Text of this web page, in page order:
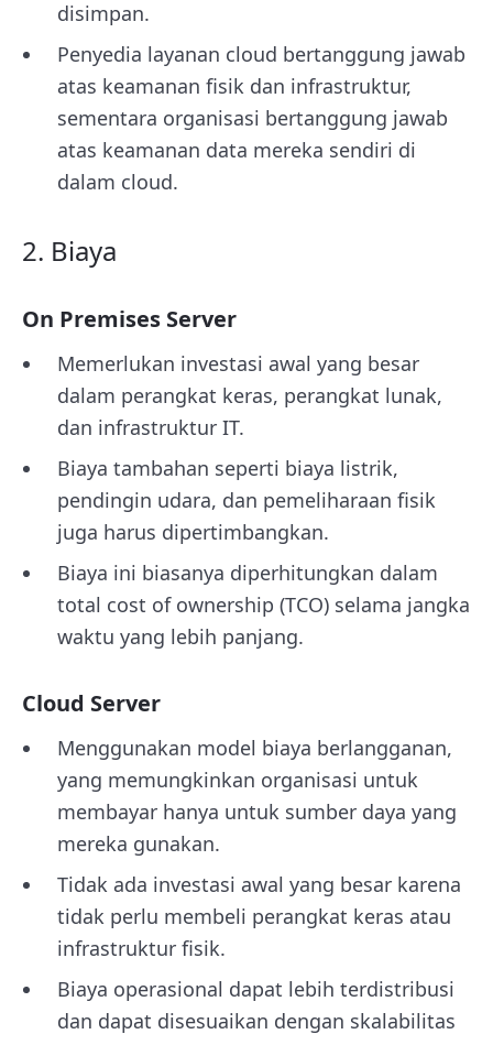
disimpan.
Penyedia layanan cloud bertanggung jawab
atas keamanan fisik dan infrastruktur,
sementara organisasi bertanggung jawab
atas keamanan data mereka sendiri di
dalam cloud.
2. Biaya
On Premises Server
Memerlukan investasi awal yang besar
dalam perangkat keras, perangkat lunak,
dan infrastruktur IT.
Biaya tambahan seperti biaya listrik,
pendingin udara, dan pemeliharaan fisik
juga harus dipertimbangkan.
Biaya ini biasanya diperhitungkan dalam
total cost of ownership (TCO) selama jangka
waktu yang lebih panjang.
Cloud Server
Menggunakan model biaya berlangganan,
yang memungkinkan organisasi untuk
membayar hanya untuk sumber daya yang
mereka gunakan.
Tidak ada investasi awal yang besar karena
tidak perlu membeli perangkat keras atau
infrastruktur fisik.
Biaya operasional dapat lebih terdistribusi
dan dapat disesuaikan dengan skalabilitas